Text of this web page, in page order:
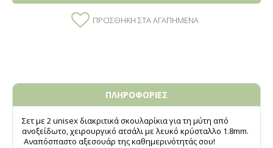
ΠΡΟΣΘΉΚΗ ΣΤΑ ΑΓΑΠΗΜΈΝΑ
ΠΛΗΡΟΦΟΡΙΕΣ
Σετ με 2 unisex διακριτικά σκουλαρίκια για τη μύτη από
ανοξείδωτο, χειρουργικό ατσάλι με λευκό κρύσταλλο 1.8mm.
Αναπόσπαστο αξεσουάρ της καθημερινότητάς σου!